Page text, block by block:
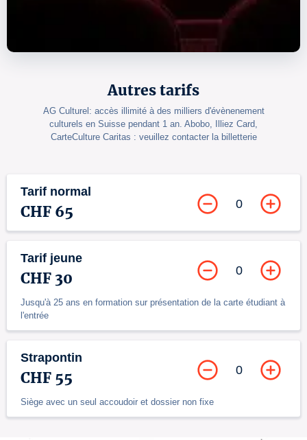
Autres tarifs
AG Culturel: accès illimité à des milliers d'évènenement
culturels en Suisse pendant 1 an. Abobo, Illiez Card,
CarteCulture Caritas : veuillez contacter la billetterie
Tarif normal
CHF 65 0
Tarif jeune
CHF 30
Jusqu'à 25 ans en formation sur présentation de la carte étudiant à
l'entrée
0
Strapontin
CHF 55
Siège avec un seul accoudoir et dossier non fixe
0